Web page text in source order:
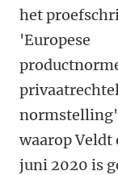
het
'Europese
normstelling'
waarop Veldt
juni 2020 is